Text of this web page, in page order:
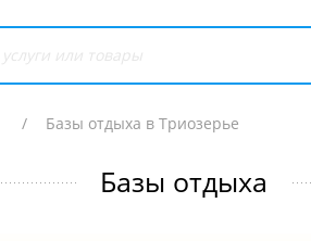
Базы отдыха в Триозерье
Базы отдыха